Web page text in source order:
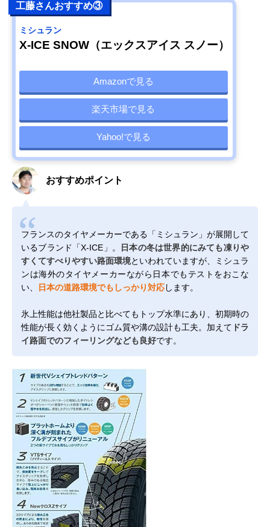
工藤さんおすすめ③
ミシュラン
X-ICE SNOW（エックスアイス スノー）
Amazonで見る
楽天市場で見る
Yahoo!で見る
おすすめポイント
フランスのタイヤメーカーである「ミシュラン」が展開して
いるブランド「X-ICE」。
日本の冬は世界的にみても凍りや
すくてすべりやすい路面環境といわれていますが、ミシュラ
ンは海外のタイヤメーカーながら日本でもテストをおこな
い、
日本の道路環境でもしっかり対応します。
氷上性能は他社製品と比べてもトップ水準にあり、初期時の
性能が長く効くようにゴム質や溝の設計も工夫。加えて ドラ
イ路面でのフィーリングなども良好です。